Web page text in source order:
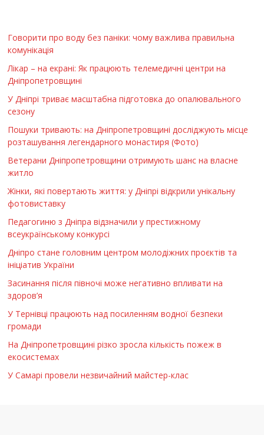
Говорити про воду без паніки: чому важлива правильна
комунікація
Лікар – на екрані: Як працюють телемедичні центри на
Дніпропетровщині
У Дніпрі триває масштабна підготовка до опалювального
сезону
Пошуки тривають: на Дніпропетровщині досліджують місце
розташування легендарного монастиря (Фото)
Ветерани Дніпропетровщини отримують шанс на власне
житло
Жінки, які повертають життя: у Дніпрі відкрили унікальну
фотовиставку
Педагогиню з Дніпра відзначили у престижному
всеукраїнському конкурсі
Дніпро стане головним центром молодіжних проєктів та
ініціатив України
Засинання після півночі може негативно впливати на
здоров’я
У Тернівці працюють над посиленням водної безпеки
громади
На Дніпропетровщині різко зросла кількість пожеж в
екосистемах
У Самарі провели незвичайний майстер-клас